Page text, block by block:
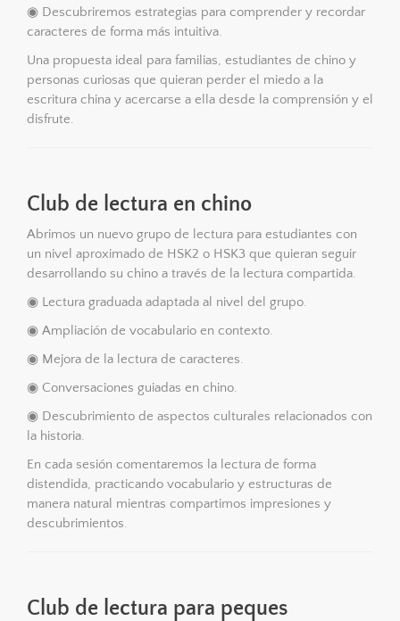
◉ Descubriremos estrategias para comprender y recordar
caracteres de forma más intuitiva.
Una propuesta ideal para familias, estudiantes de chino y
personas curiosas que quieran perder el miedo a la
escritura china y acercarse a ella desde la comprensión y el
disfrute.
Club de lectura en chino
Abrimos un nuevo grupo de lectura para estudiantes con
un nivel aproximado de HSK2 o HSK3 que quieran seguir
desarrollando su chino a través de la lectura compartida.
◉ Lectura graduada adaptada al nivel del grupo.
◉ Ampliación de vocabulario en contexto.
◉ Mejora de la lectura de caracteres.
◉ Conversaciones guiadas en chino.
◉ Descubrimiento de aspectos culturales relacionados con
la historia.
En cada sesión comentaremos la lectura de forma
distendida, practicando vocabulario y estructuras de
manera natural mientras compartimos impresiones y
descubrimientos.
Club de lectura para peques